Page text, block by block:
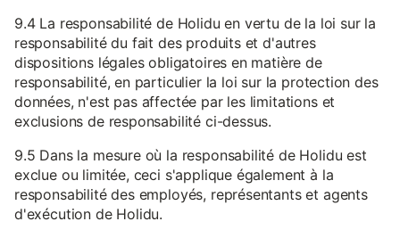
9.4 La responsabilité de Holidu en vertu de la loi sur la
responsabilité du fait des produits et d'autres
dispositions légales obligatoires en matière de
responsabilité, en particulier la loi sur la protection des
données, n'est pas affectée par les limitations et
exclusions de responsabilité ci-dessus.
9.5 Dans la mesure où la responsabilité de Holidu est
exclue ou limitée, ceci s'applique également à la
responsabilité des employés, représentants et agents
d'exécution de Holidu.